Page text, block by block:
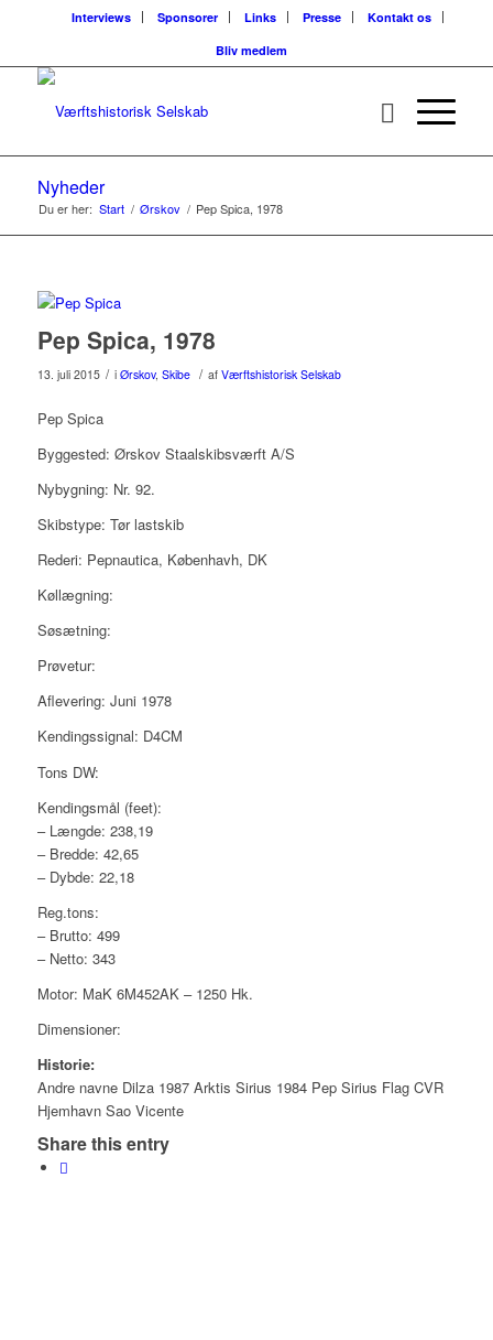
Interviews Sponsorer Links Presse
Kontakt os
Bliv medlem
Nyheder
Du er her: Start / Ørskov / Pep Spica, 1978
Pep Spica, 1978
13. juli 2015 / i Ørskov, Skibe / af Værftshistorisk Selskab
Pep Spica
Byggested: Ørskov Staalskibsværft A/S
Nybygning: Nr. 92.
Skibstype: Tør lastskib
Rederi: Pepnautica, Københavh, DK
Køllægning:
Søsætning:
Prøvetur:
Aflevering: Juni 1978
Kendingssignal: D4CM
Tons DW:
Kendingsmål (feet):
– Længde: 238,19
– Bredde: 42,65
– Dybde: 22,18
Reg.tons:
– Brutto: 499
– Netto: 343
Motor: MaK 6M452AK – 1250 Hk.
Dimensioner:
Historie:
Andre navne Dilza 1987 Arktis Sirius 1984 Pep Sirius Flag CVR
Hjemhavn Sao Vicente
Share this entry